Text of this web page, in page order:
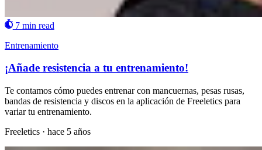
7 min read
Entrenamiento
¡Añade resistencia a tu entrenamiento!
Te contamos cómo puedes entrenar con mancuernas, pesas rusas,
bandas de resistencia y discos en la aplicación de Freeletics para
variar tu entrenamiento.
Freeletics · hace 5 años